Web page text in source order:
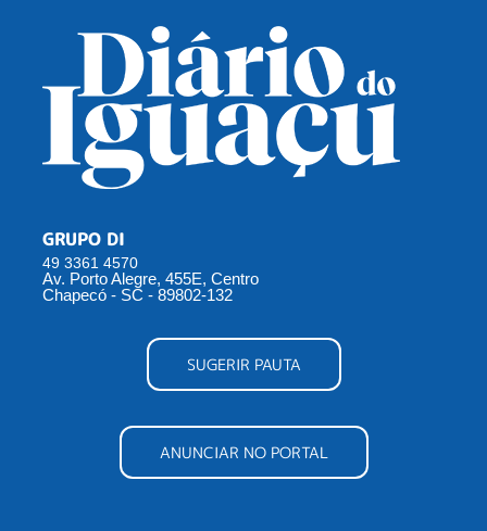
GRUPO DI
49 3361 4570
Av. Porto Alegre, 455E, Centro
Chapecó - SC - 89802-132
SUGERIR PAUTA
ANUNCIAR NO PORTAL